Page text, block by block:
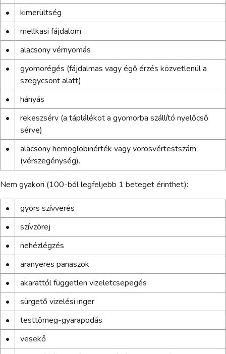
•
kimerültség
•
mellkasi fájdalom
•
alacsony vérnyomás
•
gyomorégés (fájdalmas vagy égő érzés közvetlenül a
szegycsont alatt)
•
hányás
•
rekeszsérv (a táplálékot a gyomorba szállító nyelőcső
sérve)
•
alacsony hemoglobinérték vagy vörösvértestszám
(vérszegénység).
Nem gyakori (100-ból legfeljebb 1 beteget érinthet):
•
gyors szívverés
•
szívzörej
•
nehézlégzés
•
aranyeres panaszok
•
akarattól független vizeletcsepegés
•
sürgető vizelési inger
•
testtömeg-gyarapodás
•
vesekő